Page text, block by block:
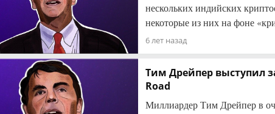
нескольких индийских
некоторые из них на фоне
6 лет назад
Тим Дрейпер выступил
Road
Миллиардер Тим Дрейпер в